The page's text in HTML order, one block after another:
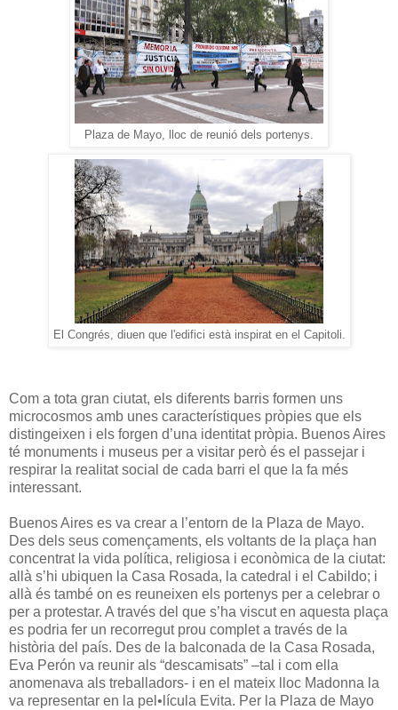
Plaza de Mayo, lloc de reunió dels portenys.
El Congrés, diuen que l'edifici està inspirat en el Capitoli.
Com a tota gran ciutat, els diferents barris formen uns
microcosmos amb unes característiques pròpies que els
distingeixen i els forgen d’una identitat pròpia. Buenos Aires
té monuments i museus per a visitar però és el passejar i
respirar la realitat social de cada barri el que la fa més
interessant.
Buenos Aires es va crear a l’entorn de la Plaza de Mayo.
Des dels seus començaments, els voltants de la plaça han
concentrat la vida política, religiosa i econòmica de la ciutat:
allà s’hi ubiquen la Casa Rosada, la catedral i el Cabildo; i
allà és també on es reuneixen els portenys per a celebrar o
per a protestar. A través del que s’ha viscut en aquesta plaça
es podria fer un recorregut prou complet a través de la
història del país. Des de la balconada de la Casa Rosada,
Eva Perón va reunir als “descamisats” –tal i com ella
anomenava als treballadors- i en el mateix lloc Madonna la
va representar en la pel•lícula Evita. Per la Plaza de Mayo